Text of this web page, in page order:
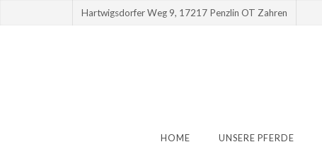
Hartwigsdorfer Weg 9, 17217 Penzlin OT Zahren
HOME UNSERE PFERDE